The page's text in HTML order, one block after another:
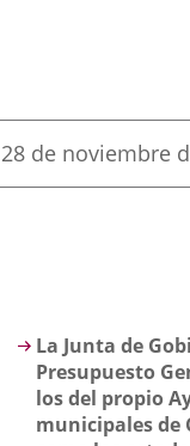
Fecha
la
28 de noviembre
Descripción
La Junta de
Presupuesto
los del propio
municipales de